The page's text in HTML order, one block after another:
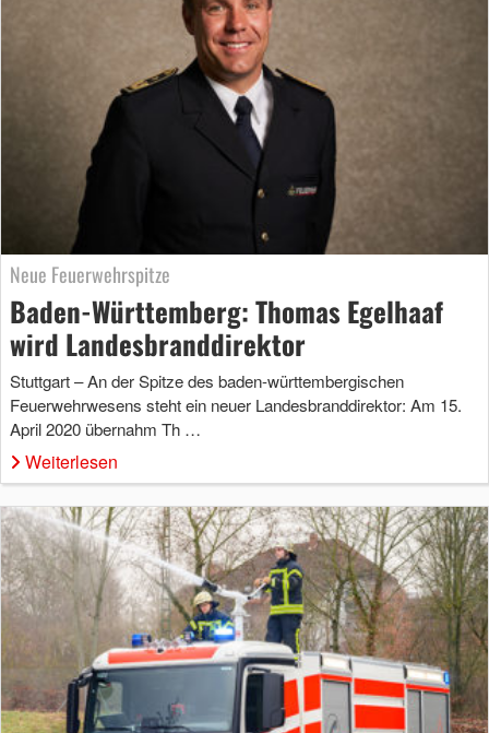
Neue Feuerwehrspitze
Baden-Württemberg: Thomas Egelhaaf
wird Landesbranddirektor
Stuttgart – An der Spitze des baden-württembergischen
Feuerwehrwesens steht ein neuer Landesbranddirektor: Am 15.
April 2020 übernahm Th …
Weiterlesen